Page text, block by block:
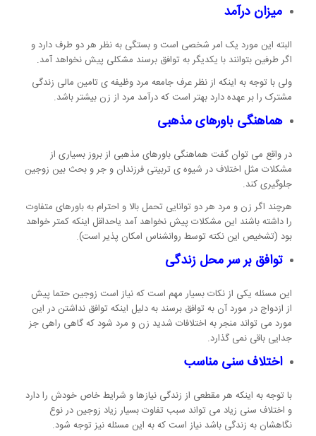
میزان درآمد
البته این مورد یک امر شخصی است و بستگی به نظر هر دو طرف دارد و
اگر طرفین بتوانند با یکدیگر به توافق برسند مشکلی پیش نخواهد آمد.
ولی با توجه به اینکه از نظر عرف جامعه مرد وظیفه ی تامین مالی زندگی
مشترک را بر عهده دارد بهتر است که درآمد مرد از زن بیشتر باشد.
هماهنگی باورهای مذهبی
در واقع می توان گفت هماهنگی باورهای مذهبی از بروز بسیاری از
مشکلات مثل اختلاف در شیوه ی تربیتی فرزندان و جر و بحث بین زوجین
جلوگیری کند.
هرچند اگر زن و مرد هر دو توانایی تحمل بالا و احترام به باورهای متفاوت
را داشته باشند این مشکلات پیش نخواهد آمد یاحداقل اینکه کمتر خواهد
بود (تشخیص این نکته توسط روانشناس امکان پذیر است).
توافق بر سر محل زندگی
این مسئله یکی از نکات بسیار مهم است که نیاز است زوجین حتما پیش
از ازدواج در مورد آن به توافق برسند به دلیل اینکه توافق نداشتن در این
مورد می تواند منجر به اختلافات شدید زن و مرد شود که گاهی راهی جز
جدایی باقی نمی گذارد.
اختلاف سنی مناسب
با توجه به اینکه هر مقطعی از زندگی نیازها و شرایط خاص خودش را دارد
و اختلاف سنی زیاد می تواند سبب تفاوت بسیار زیاد زوجین در نوع
نگاهشان به زندگی باشد نیاز است که به این مسئله نیز توجه شود.